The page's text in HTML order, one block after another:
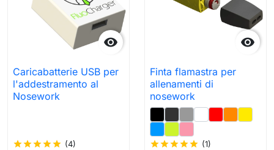

Caricabatterie USB per
l'addestramento al
Nosework
starstarstarstarstar (4)

Finta flamastra per
allenamenti di
nosework
starstarstarstarstar (1)